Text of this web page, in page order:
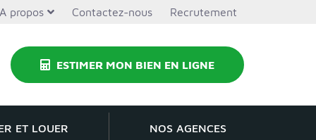
A propos Contactez-nous Recrutement
ESTIMER MON BIEN EN LIGNE
ET LOUER NOS AGENCES